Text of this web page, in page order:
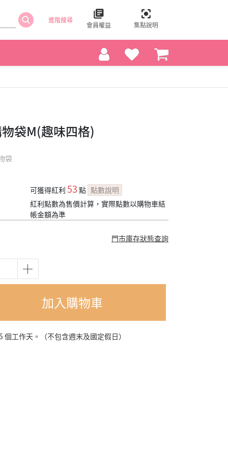
進階搜尋
會員權益 集點說明
袋M(趣味四格)
袋
可獲得紅利 53 點 點數說明
紅利點數為售價計算，實際點數以購物車結
帳金額為準
門市庫存狀態查詢
加入購物車
工作天。（不包含週末及國定假日）